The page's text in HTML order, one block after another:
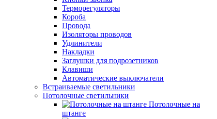
Терморегуляторы
Короба
Провода
Изоляторы проводов
Удлинители
Накладки
Заглушки для подрозетников
Клавиши
Автоматические выключатели
Встраиваемые светильники
Потолочные светильники
Потолочные на
штанге